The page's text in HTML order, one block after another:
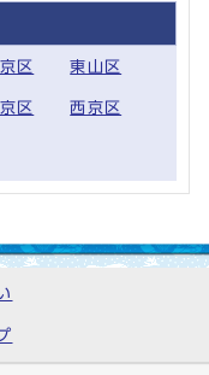
区 東山区
区 西京区